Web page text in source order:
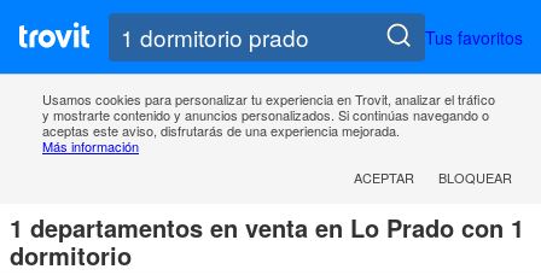
Tus favoritos
Usamos cookies para personalizar tu experiencia en Trovit, analizar el tráfico
y mostrarte contenido y anuncios personalizados. Si continúas navegando o
aceptas este aviso, disfrutarás de una experiencia mejorada.
Más información
ACEPTAR
BLOQUEAR
1 departamentos en venta en Lo Prado con 1
dormitorio